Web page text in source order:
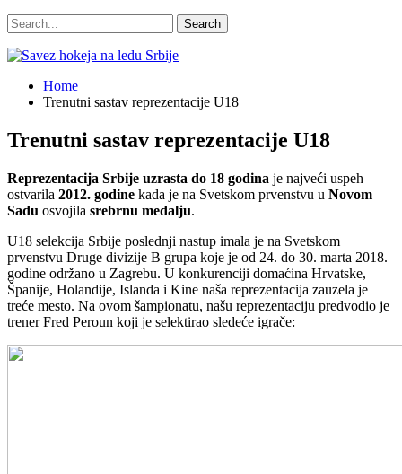
Home
Trenutni sastav reprezentacije U18
Trenutni sastav reprezentacije U18
Reprezentacija Srbije uzrasta do 18 godina je najveći uspeh
ostvarila 2012. godine kada je na Svetskom prvenstvu u Novom
Sadu osvojila srebrnu medalju.
U18 selekcija Srbije poslednji nastup imala je na Svetskom
prvenstvu Druge divizije B grupa koje je od 24. do 30. marta 2018.
godine održano u Zagrebu. U konkurenciji domaćina Hrvatske,
Španije, Holandije, Islanda i Kine naša reprezentacija zauzela je
treće mesto. Na ovom šampionatu, našu reprezentaciju predvodio je
trener Fred Peroun koji je selektirao sledeće igrače: